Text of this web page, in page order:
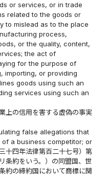
or services, or in trade
related to the goods or
to mislead as to the place
process,
or the quality, content,
the act of
for the purpose of
importing, or providing
goods using such an
services using such an
上の信用を害する虚偽の事実
false allegations that
a business competitor; or
十四年法律第百二十七号）第
条約をいう。）の同盟国、世
約の締約国において商標に関